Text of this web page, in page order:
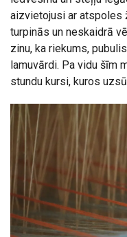
aizvietojusi ar atspoles
turpinās un neskaidrā
zinu, ka riekums,
lamuvārdi. Pa vidu šīm
stundu kursi, kuros